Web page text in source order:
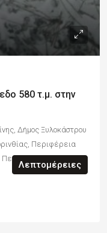
580 τ.μ. στην
Δήμος Ξυλοκάστρου
Περιφέρεια
Δυτικής
Λεπτομέρειες